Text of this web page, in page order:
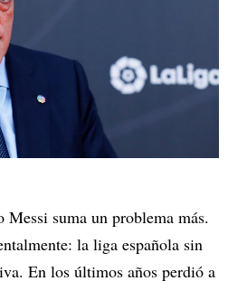
suma un problema más.
la liga española sin
En los últimos años perdió a